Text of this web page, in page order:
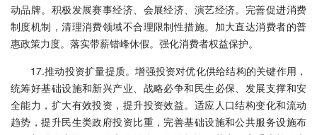
动品牌。积极发展赛事经济、会展经济、演艺经济。完善促进消费
制度机制，清理消费领域不合理限制性措施。加大直达消费者的普
惠政策力度。落实带薪错峰休假。强化消费者权益保护。
17.推动投资扩量提质。增强投资对优化供给结构的关键作用，
统筹好基础设施和新兴产业、战略必争和民生必保、发展支撑和安
全能力，扩大有效投资，提升投资效益。适应人口结构变化和流动
趋势，提升民生类政府投资比重，完善基础设施和公共服务设施布